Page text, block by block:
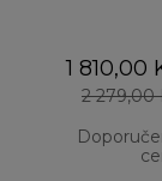
1 810,00
2 279,00